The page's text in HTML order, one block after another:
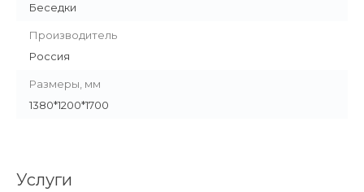
Беседки
Производитель
Россия
Размеры, мм
1380*1200*1700
Услуги